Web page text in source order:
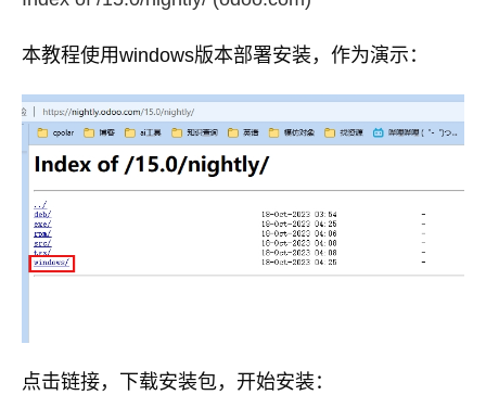
本教程使用windows版本部署安装，作为演示：
点击链接，下载安装包，开始安装：